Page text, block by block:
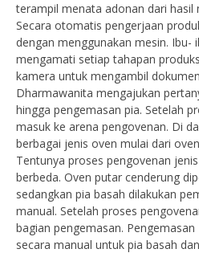
terampil menata adonan dari hasil
Secara otomatis pengerjaan
dengan menggunakan mesin. Ibu-
mengamati setiap tahapan
kamera untuk mengambil
Dharmawanita mengajukan
hingga pengemasan pia. Setelah
masuk ke arena pengovenan. Di
berbagai jenis oven mulai dari
Tentunya proses pengovenan
berbeda. Oven putar cenderung
sedangkan pia basah dilakukan
manual. Setelah proses
bagian pengemasan.
secara manual untuk pia basah